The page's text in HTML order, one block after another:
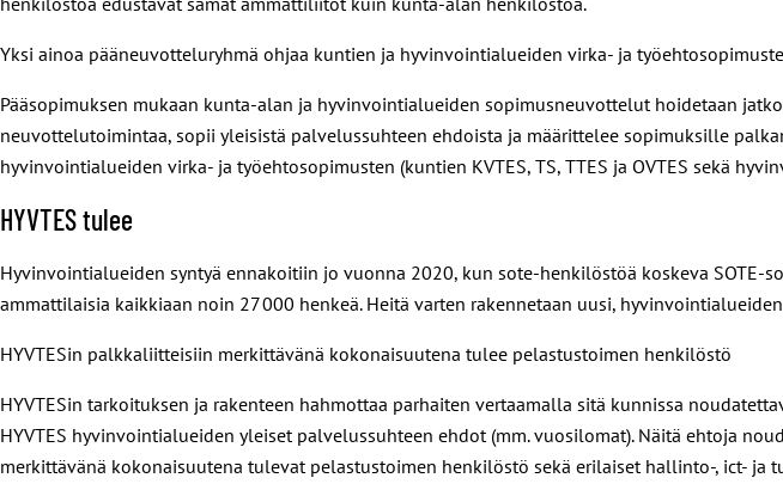
Yksi ainoa pääneuvotteluryhmä ohjaa kuntien ja hyvinvointialueiden virka- ja
Pääsopimuksen mukaan kunta-alan ja hyvinvointialueiden sopimusneuvottelut hoidetaan
neuvottelutoimintaa, sopii yleisistä palvelussuhteen ehdoista ja määrittelee sopimuksille
hyvinvointialueiden virka- ja työehtosopimusten (kuntien KVTES, TS, TTES ja OVTES sekä
HYVTES tulee
Hyvinvointialueiden syntyä ennakoitiin jo vuonna 2020, kun sote-henkilöstöä koskeva
ammattilaisia kaikkiaan noin 27 000 henkeä. Heitä varten rakennetaan uusi,
HYVTESin palkkaliitteisiin merkittävänä kokonaisuutena tulee pelastustoimen henkilöstö
HYVTESin tarkoituksen ja rakenteen hahmottaa parhaiten vertaamalla sitä kunnissa
HYVTES hyvinvointialueiden yleiset palvelussuhteen ehdot (mm. vuosilomat). Näitä ehtoja
merkittävänä kokonaisuutena tulevat pelastustoimen henkilöstö sekä erilaiset hallinto-, ict- ja